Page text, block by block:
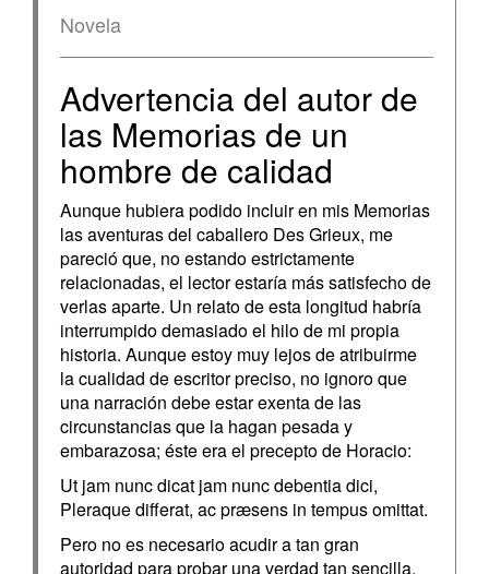
Novela
Advertencia del autor de
las Memorias de un
hombre de calidad
Aunque hubiera podido incluir en mis Memorias
las aventuras del caballero Des Grieux, me
pareció que, no estando estrictamente
relacionadas, el lector estaría más satisfecho de
verlas aparte. Un relato de esta longitud habría
interrumpido demasiado el hilo de mi propia
historia. Aunque estoy muy lejos de atribuirme
la cualidad de escritor preciso, no ignoro que
una narración debe estar exenta de las
circunstancias que la hagan pesada y
embarazosa; éste era el precepto de Horacio:
Ut jam nunc dicat jam nunc debentia dici,
Pleraque differat, ac præsens in tempus omittat.
Pero no es necesario acudir a tan gran
autoridad para probar una verdad tan sencilla,